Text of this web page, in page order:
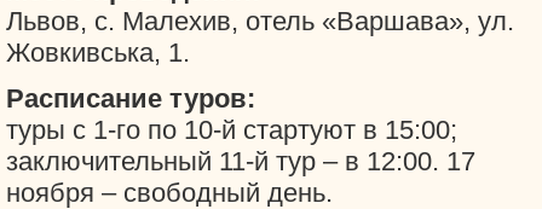
Львов, с. Малехив, отель «Варшава», ул.
Жовкивська, 1.
Расписание туров:
туры с 1-го по 10-й стартуют в 15:00;
заключительный 11-й тур – в 12:00. 17
ноября – свободный день.